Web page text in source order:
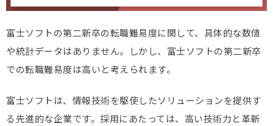
富士ソフトの第二新卒の転職難易度に関して、具体的な数値
や統計データはありません。しかし、富士ソフトの第二新卒
での転職難易度は高いと考えられます。
富士ソフトは、情報技術を駆使したソリューションを提供す
る先進的な企業です。採用にあたっては、高い技術力と革新